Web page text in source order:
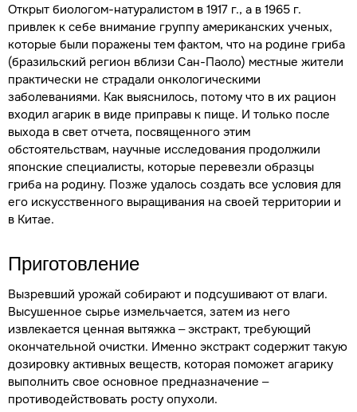
Открыт биологом-натуралистом в 1917 г., а в 1965 г.
привлек к себе внимание группу американских ученых,
которые были поражены тем фактом, что на родине гриба
(бразильский регион вблизи Сан-Паоло) местные жители
практически не страдали онкологическими
заболеваниями. Как выяснилось, потому что в их рацион
входил агарик в виде приправы к пище. И только после
выхода в свет отчета, посвященного этим
обстоятельствам, научные исследования продолжили
японские специалисты, которые перевезли образцы
гриба на родину. Позже удалось создать все условия для
его искусственного выращивания на своей территории и
в Китае.
Приготовление
Вызревший урожай собирают и подсушивают от влаги.
Высушенное сырье измельчается, затем из него
извлекается ценная вытяжка – экстракт, требующий
окончательной очистки. Именно экстракт содержит такую
дозировку активных веществ, которая поможет агарику
выполнить свое основное предназначение –
противодействовать росту опухоли.